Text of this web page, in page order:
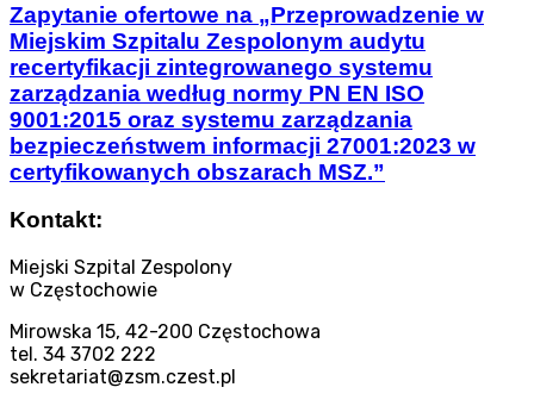
Zapytanie ofertowe na „Przeprowadzenie w
Miejskim Szpitalu Zespolonym audytu
recertyfikacji zintegrowanego systemu
zarządzania według normy PN EN ISO
9001:2015 oraz systemu zarządzania
bezpieczeństwem informacji 27001:2023 w
certyfikowanych obszarach MSZ.”
Kontakt:
Miejski Szpital Zespolony
w Częstochowie
Mirowska 15, 42-200 Częstochowa
tel. 34 3702 222
sekretariat@zsm.czest.pl